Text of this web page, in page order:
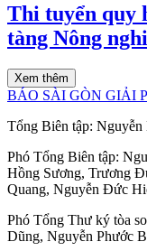
Thi tuyển quy
tàng Nông
Xem thêm
BÁO SÀI GÒN GIẢI
Tổng Biên tập: Nguyễn
Phó Tổng Biên tập:
Hồng Sương, Trương
Quang, Nguyễn Đức
Phó Tổng Thư ký tòa
Dũng, Nguyễn Phước